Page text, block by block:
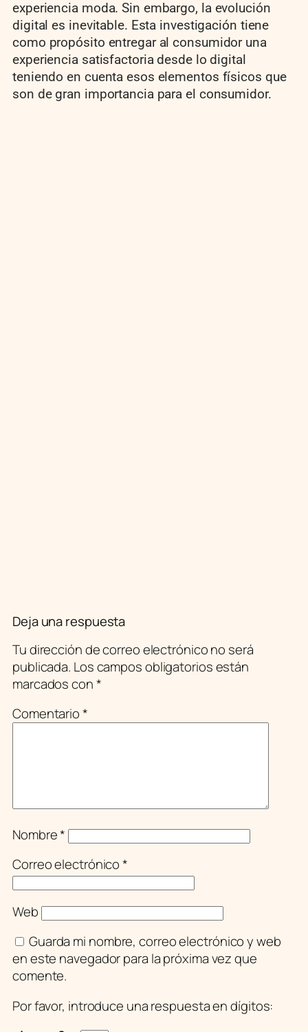
experiencia moda. Sin embargo, la evolución
digital es inevitable. Esta investigación tiene
como propósito entregar al consumidor una
experiencia satisfactoria desde lo digital
teniendo en cuenta esos elementos físicos que
son de gran importancia para el consumidor.
Deja una respuesta
Tu dirección de correo electrónico no será
publicada. Los campos obligatorios están
marcados con*
Comentario*
Nombre*
Correo electrónico*
Web
Guarda mi nombre, correo electrónico y web
en este navegador para la próxima vez que
comente.
Por favor, introduce una respuesta en dígitos: